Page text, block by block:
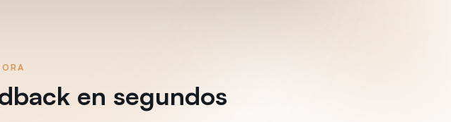
en segundos